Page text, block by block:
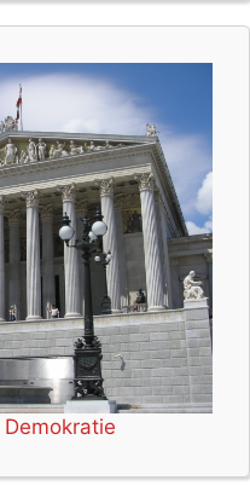
Demokratie